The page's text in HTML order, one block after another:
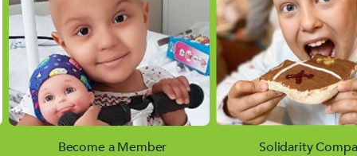
Become a Member Solidarity